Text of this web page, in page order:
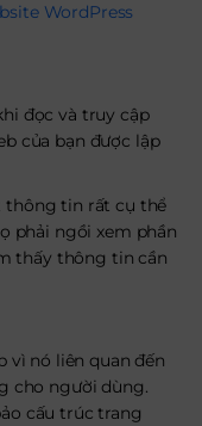
WordPress
đọc và truy cập
của bạn được lập
tin rất cụ thể
phải ngồi xem phần
thấy thông tin cần
vì nó liên quan đến
cho người dùng.
cấu trúc trang